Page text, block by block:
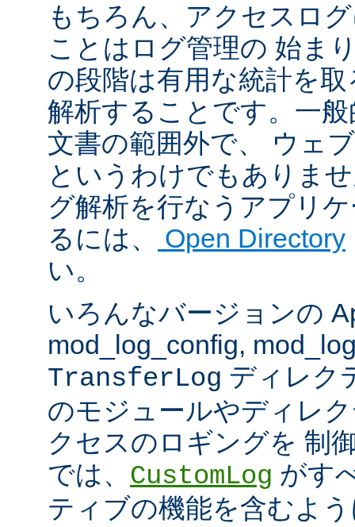
もちろん、アクセスロ
ことはログ管理の 始ま
の段階は有用な統計を
解析することです。一
文書の範囲外で、 ウェ
というわけでもありま
グ解析を行なうアプリ
るには、
Open Directory
い。
いろんなバージョンの
mod_log_config,
TransferLog ディレク
のモジュールやディレ
クセスのロギングを 制
では、 CustomLog がす
ティブの機能を含むよ